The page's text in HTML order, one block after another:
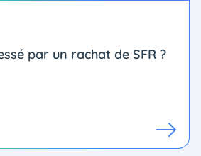
par un rachat de SFR ?